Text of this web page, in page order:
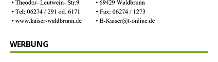
WERBUNG